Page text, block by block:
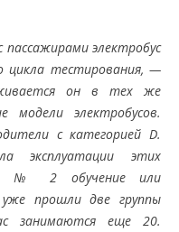
электробус
цикла тестирования, —
он в тех же
модели электробусов.
с категорией D.
этих
№ 2 обучение или
прошли две группы
занимаются еще 20.